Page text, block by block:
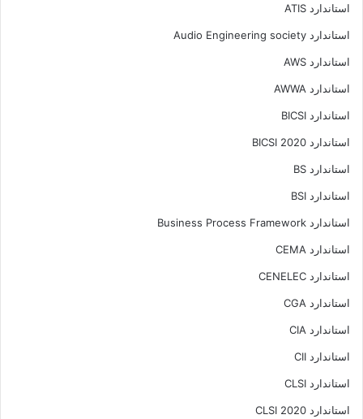
استاندارد ATIS
استاندارد Audio Engineering society
استاندارد AWS
استاندارد AWWA
استاندارد BICSI
استاندارد BICSI 2020
استاندارد BS
استاندارد BSI
استاندارد Business Process Framework
استاندارد CEMA
استاندارد CENELEC
استاندارد CGA
استاندارد CIA
استاندارد CII
استاندارد CLSI
استاندارد CLSI 2020